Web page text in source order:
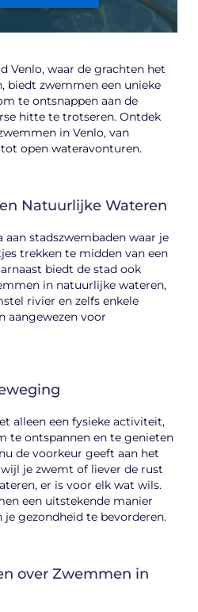
Venlo, waar de grachten het
biedt zwemmen een unieke
te ontsnappen aan de
hitte te trotseren. Ontdek
in Venlo, van
open wateravonturen.
Natuurlijke Wateren
aan stadszwembaden waar je
trekken te midden van een
biedt de stad ook
in natuurlijke wateren,
rivier en zelfs enkele
aangewezen voor
alleen een fysieke activiteit,
te ontspannen en te genieten
de voorkeur geeft aan het
je zwemt of liever de rust
er is voor elk wat wils.
een uitstekende manier
gezondheid te bevorderen.
over Zwemmen in